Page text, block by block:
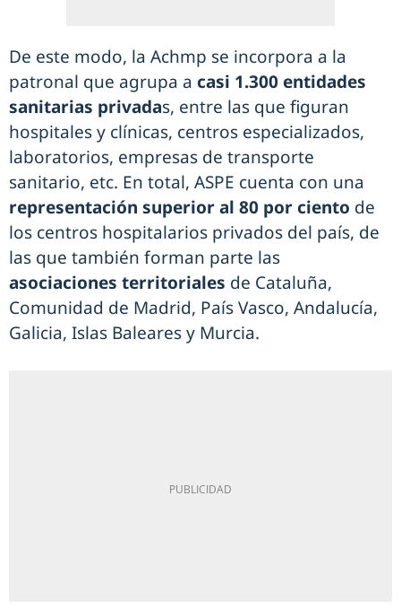
De este modo, la Achmp se incorpora a la
patronal que agrupa a casi 1.300 entidades
sanitarias privadas, entre las que figuran
hospitales y clínicas, centros especializados,
laboratorios, empresas de transporte
sanitario, etc. En total, ASPE cuenta con una
representación superior al 80 por ciento de
los centros hospitalarios privados del país, de
las que también forman parte las
asociaciones territoriales de Cataluña,
Comunidad de Madrid, País Vasco, Andalucía,
Galicia, Islas Baleares y Murcia.